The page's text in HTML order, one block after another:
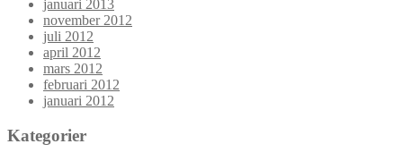
januari 2013
november 2012
juli 2012
april 2012
mars 2012
februari 2012
januari 2012
Kategorier